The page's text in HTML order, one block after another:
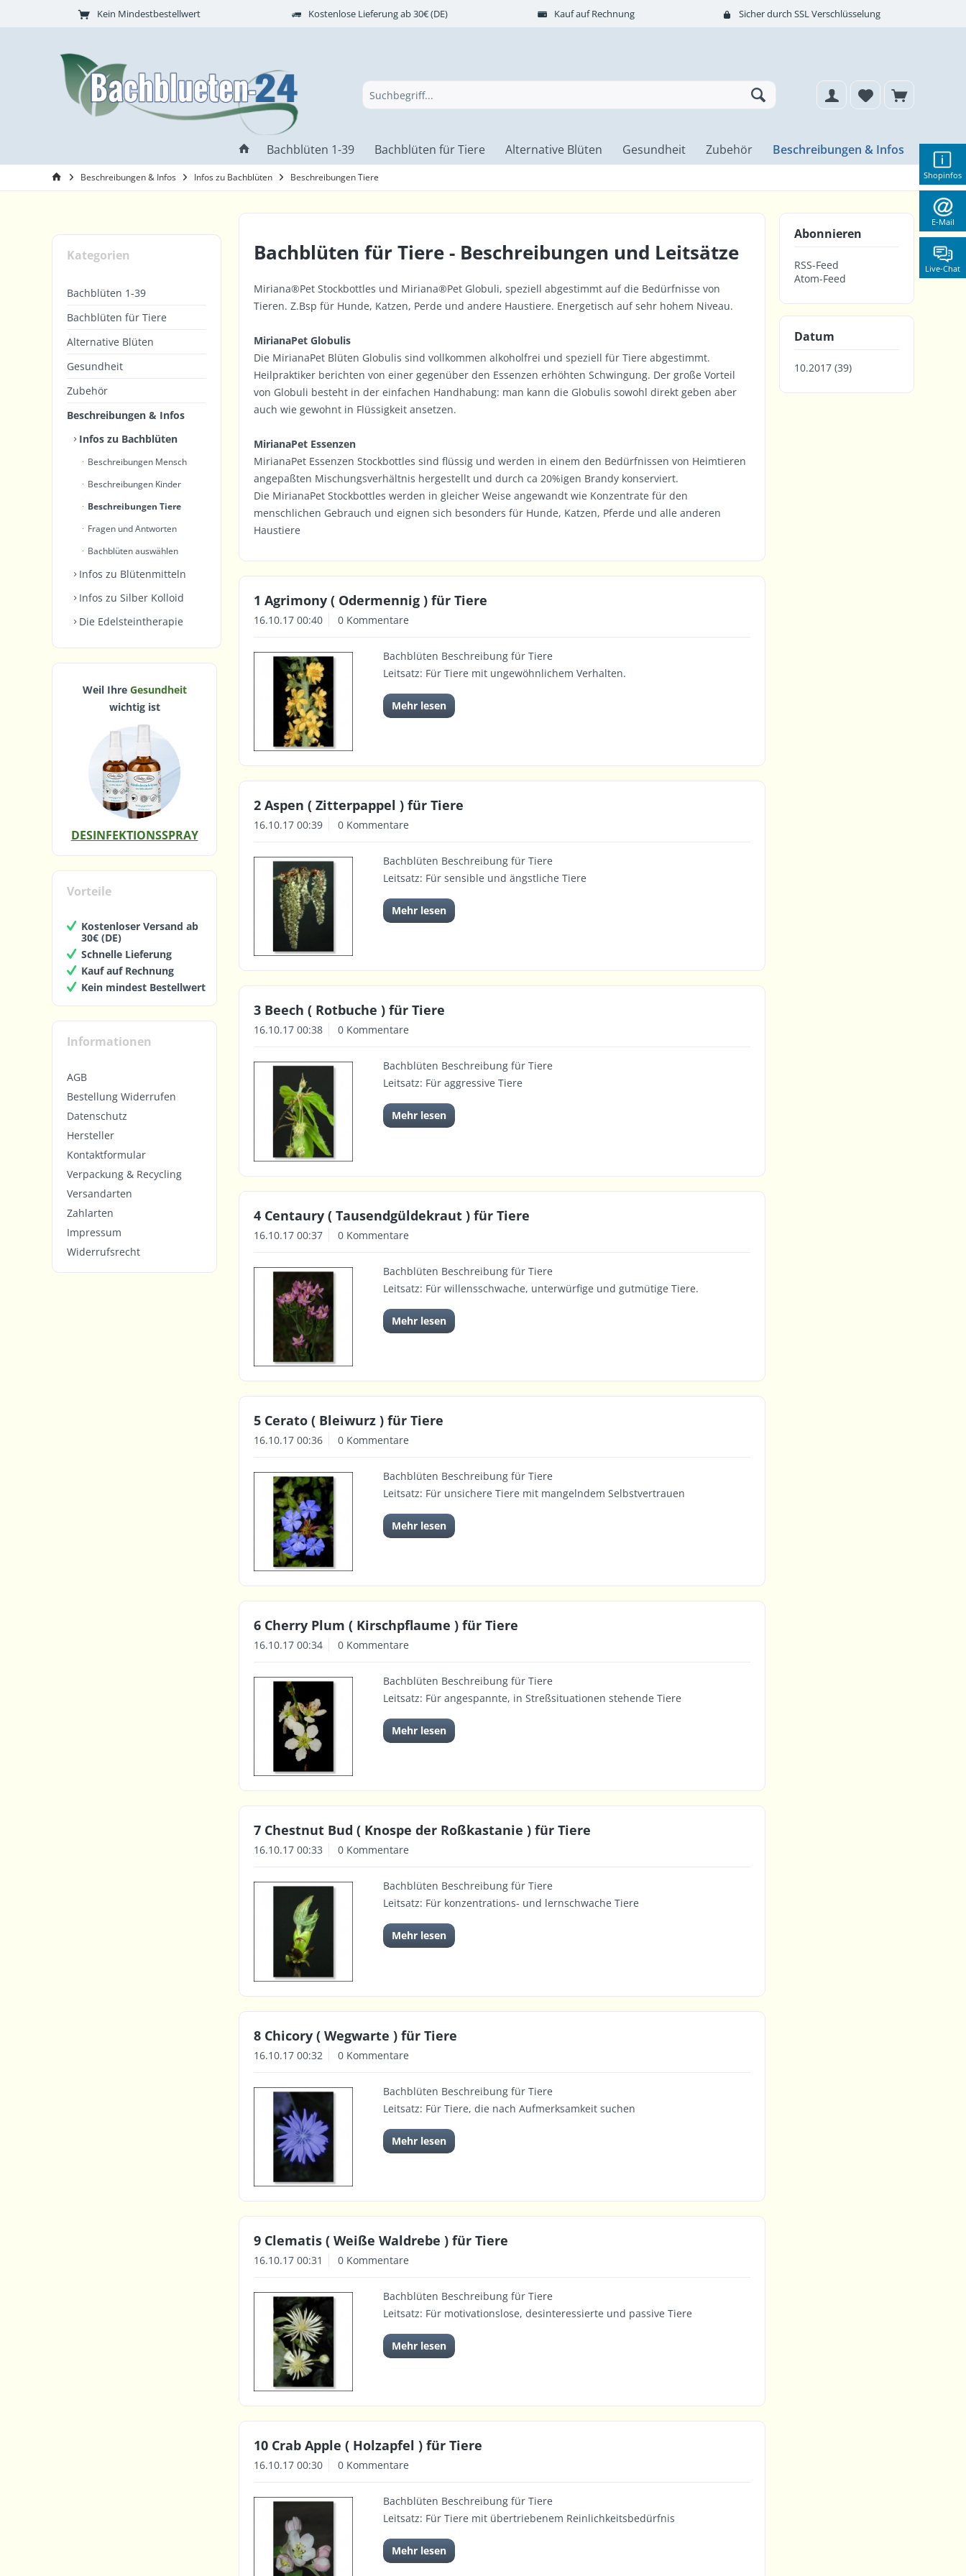
Shopinfos
E-Mail
Live-Chat
Kein Mindestbestellwert Kostenlose Lieferung ab 30€ (DE) Kauf auf Rechnung Sicher durch SSL Verschlüsselung
Bachblüten 1-39 Bachblüten für Tiere Alternative Blüten Gesundheit Zubehör Beschreibungen & Infos
Beschreibungen & Infos Infos zu Bachblüten Beschreibungen Tiere
Kategorien
Bachblüten 1-39
Bachblüten für Tiere
Alternative Blüten
Gesundheit
Zubehör
Beschreibungen & Infos
Infos zu Bachblüten
Beschreibungen Mensch
Beschreibungen Kinder
Beschreibungen Tiere
Fragen und Antworten
Bachblüten auswählen
Infos zu Blütenmitteln
Infos zu Silber Kolloid
Die Edelsteintherapie
Weil Ihre Gesundheit
wichtig ist
DESINFEKTIONSSPRAY
Vorteile
Kostenloser Versand ab
30€ (DE)
Schnelle Lieferung
Kauf auf Rechnung
Kein mindest Bestellwert
Informationen
AGB
Bestellung Widerrufen
Datenschutz
Hersteller
Kontaktformular
Verpackung & Recycling
Versandarten
Zahlarten
Impressum
Widerrufsrecht
Abonnieren
RSS-Feed
Atom-Feed
Datum
10.2017 (39)
Bachblüten für Tiere - Beschreibungen und Leitsätze
Miriana®Pet Stockbottles und Miriana®Pet Globuli, speziell abgestimmt auf die Bedürfnisse von
Tieren. Z.Bsp für Hunde, Katzen, Perde und andere Haustiere. Energetisch auf sehr hohem Niveau.
MirianaPet Globulis
Die MirianaPet Blüten Globulis sind vollkommen alkoholfrei und speziell für Tiere abgestimmt.
Heilpraktiker berichten von einer gegenüber den Essenzen erhöhten Schwingung. Der große Vorteil
von Globuli besteht in der einfachen Handhabung: man kann die Globulis sowohl direkt geben aber
auch wie gewohnt in Flüssigkeit ansetzen.
MirianaPet Essenzen
MirianaPet Essenzen Stockbottles sind flüssig und werden in einem den Bedürfnissen von Heimtieren
angepaßten Mischungsverhältnis hergestellt und durch ca 20%igen Brandy konserviert.
Die MirianaPet Stockbottles werden in gleicher Weise angewandt wie Konzentrate für den
menschlichen Gebrauch und eignen sich besonders für Hunde, Katzen, Pferde und alle anderen
Haustiere
1 Agrimony ( Odermennig ) für Tiere
16.10.17 00:40 0 Kommentare
Bachblüten Beschreibung für Tiere
Leitsatz: Für Tiere mit ungewöhnlichem Verhalten.
Mehr lesen
2 Aspen ( Zitterpappel ) für Tiere
16.10.17 00:39 0 Kommentare
Bachblüten Beschreibung für Tiere
Leitsatz: Für sensible und ängstliche Tiere
Mehr lesen
3 Beech ( Rotbuche ) für Tiere
16.10.17 00:38 0 Kommentare
Bachblüten Beschreibung für Tiere
Leitsatz: Für aggressive Tiere
Mehr lesen
4 Centaury ( Tausendgüldekraut ) für Tiere
16.10.17 00:37 0 Kommentare
Bachblüten Beschreibung für Tiere
Leitsatz: Für willensschwache, unterwürfige und gutmütige Tiere.
Mehr lesen
5 Cerato ( Bleiwurz ) für Tiere
16.10.17 00:36 0 Kommentare
Bachblüten Beschreibung für Tiere
Leitsatz: Für unsichere Tiere mit mangelndem Selbstvertrauen
Mehr lesen
6 Cherry Plum ( Kirschpflaume ) für Tiere
16.10.17 00:34 0 Kommentare
Bachblüten Beschreibung für Tiere
Leitsatz: Für angespannte, in Streßsituationen stehende Tiere
Mehr lesen
7 Chestnut Bud ( Knospe der Roßkastanie ) für Tiere
16.10.17 00:33 0 Kommentare
Bachblüten Beschreibung für Tiere
Leitsatz: Für konzentrations- und lernschwache Tiere
Mehr lesen
8 Chicory ( Wegwarte ) für Tiere
16.10.17 00:32 0 Kommentare
Bachblüten Beschreibung für Tiere
Leitsatz: Für Tiere, die nach Aufmerksamkeit suchen
Mehr lesen
9 Clematis ( Weiße Waldrebe ) für Tiere
16.10.17 00:31 0 Kommentare
Bachblüten Beschreibung für Tiere
Leitsatz: Für motivationslose, desinteressierte und passive Tiere
Mehr lesen
10 Crab Apple ( Holzapfel ) für Tiere
16.10.17 00:30 0 Kommentare
Bachblüten Beschreibung für Tiere
Leitsatz: Für Tiere mit übertriebenem Reinlichkeitsbedürfnis
Mehr lesen